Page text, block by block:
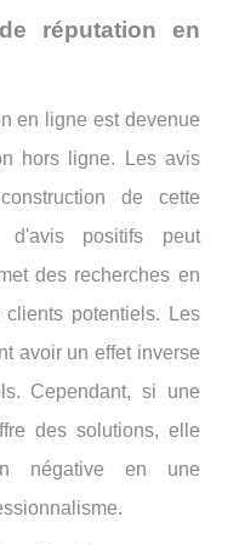
réputation en
en ligne est devenue
hors ligne. Les avis
de cette
d'avis positifs peut
des recherches en
clients potentiels. Les
avoir un effet inverse
Cependant, si une
des solutions, elle
négative en une